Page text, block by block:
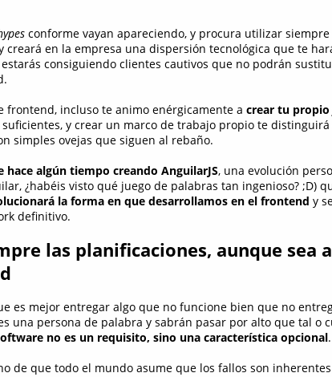
conforme vayan apareciendo, y procura utilizar
creará en la empresa una dispersión tecnológica que te
consiguiendo clientes cautivos que no podrán
frontend, incluso te animo enérgicamente a crear tu propio
y crear un marco de trabajo propio te
simples ovejas que siguen al rebaño.
hace algún tiempo creando AnguilarJS, una evolución
¿habéis visto qué juego de palabras tan ingenioso? ;D)
la forma en que desarrollamos en el frontend y
definitivo.
las planificaciones, aunque sea
es mejor entregar algo que no funcione bien que no
una persona de palabra y sabrán pasar por alto que tal o
no es un requisito, sino una característica opcional.
de que todo el mundo asume que los fallos son